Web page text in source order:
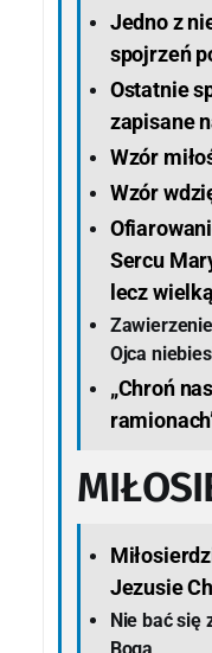
Jedno z
spojrzeń
Ostatnie
zapisane
Wzór
Wzór
Sercu
lecz
Ojca
„Chroń
Jezusie
Nie bać się